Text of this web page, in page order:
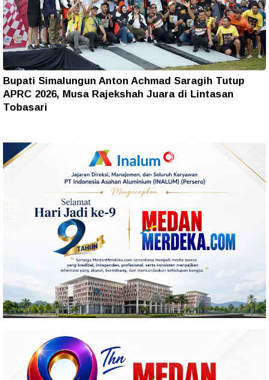
Bupati Simalungun Anton Achmad Saragih Tutup
APRC 2026, Musa Rajekshah Juara di Lintasan
Tobasari